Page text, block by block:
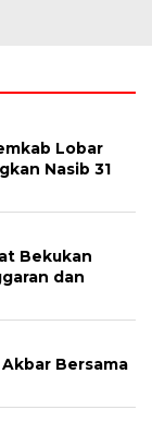
Lobar
Nasib 31
Bekukan
dan
Bersama